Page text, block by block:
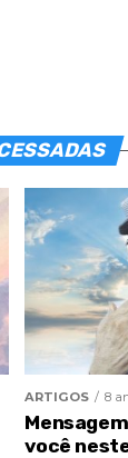
ARTIGOS 8
você